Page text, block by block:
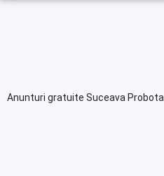
Anunturi gratuite Suceava Probota